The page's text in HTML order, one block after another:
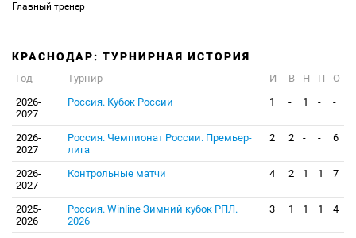
Главный тренер
КРАСНОДАР: ТУРНИРНАЯ ИСТОРИЯ
Год Турнир И В Н П
О
2026-
2027
Россия. Кубок России 1 - 1 - -
2026-
2027
Россия. Чемпионат России. Премьер-
лига
2 2 - - 6
2026-
2027
Контрольные матчи 4 2 1 1 7
2025-
2026
Россия. Winline Зимний кубок РПЛ.
2026
3 1 1 1 4